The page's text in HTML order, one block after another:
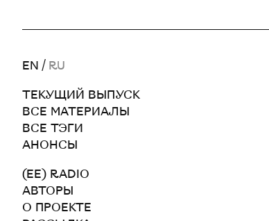
EN / RU
ТЕКУЩИЙ ВЫПУСК
ВСЕ МАТЕРИАЛЫ
ВСЕ ТЭГИ
АНОНСЫ
(EE) RADIO
АВТОРЫ
О ПРОЕКТЕ